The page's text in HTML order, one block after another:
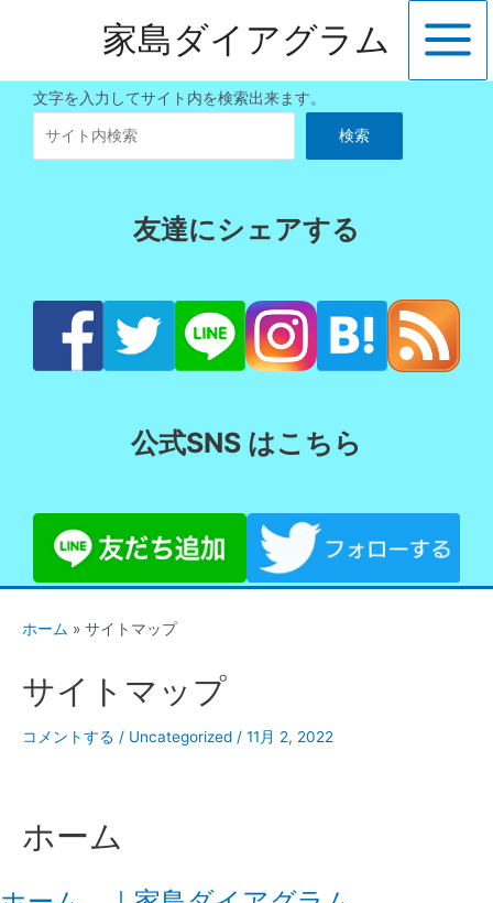
家島ダイアグラム
Main
文字を入力してサイト内を検索出来ます。
検索
友達にシェアする
公式SNS はこちら
ホーム » サイトマップ
サイトマップ
コメントする / Uncategorized / 11月 2, 2022
ホーム